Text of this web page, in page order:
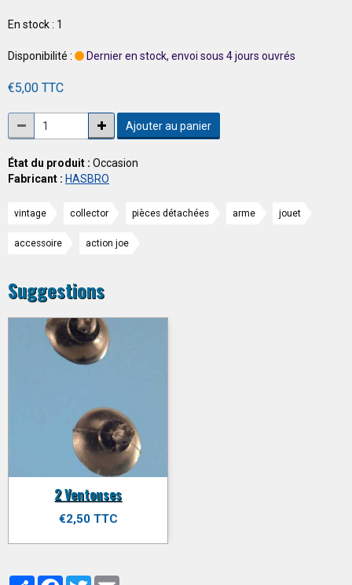
En stock : 1
Disponibilité : Dernier en stock, envoi sous 4 jours ouvrés
€5,00 TTC
Ajouter au panier
État du produit : Occasion
Fabricant : HASBRO
vintage collector pièces détachées arme jouet
accessoire action joe
Suggestions
2 Ventouses
€2,50 TTC
PartagerFacebook
Twitter